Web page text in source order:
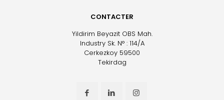
CONTACTER
Yildirim Beyazit OBS Mah.
Industry Sk. N° : 114/A
Cerkezkoy 59500
Tekirdag